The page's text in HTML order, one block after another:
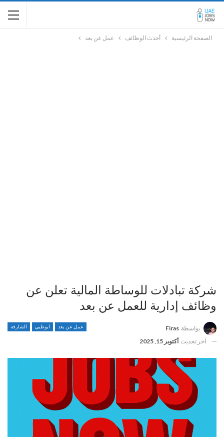
الصفحة الرئيسية أحدث الوظائف عمل عن بعد
شركة تبادلات للوساطة المالية تعلن عن
وظائف إدارية للعمل عن بعد
عمل عن بعد ابوظبي الشارقة بواسطة Firas
آخر تحديث أكتوبر 15, 2025